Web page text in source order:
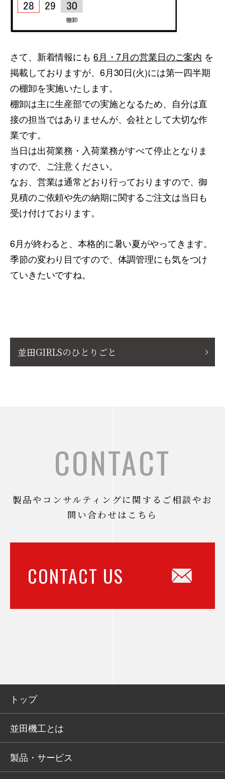
さて、新着情報にも 6月・7月の営業日のご案内 を
掲載しておりますが、6月30日(火)には第一四半期
の棚卸を実施いたします。
棚卸は主に生産部での実施となるため、自分は直
接の担当ではありませんが、会社として大切な作
業です。
当日は出荷業務・入荷業務がすべて停止となりま
すので、ご注意ください。
なお、営業は通常どおり行っておりますので、御
見積のご依頼や先の納期に関するご注文は当日も
受け付けております。
6月が終わると、本格的に暑い夏がやってきます。
季節の変わり目ですので、体調管理にも気をつけ
ていきたいですね。
並田GIRLSのひとりごと
CONTACT
製品やコンサルティングに関するご相談やお
問い合わせはこちら
CONTACT US
トップ
並田機工とは
製品・サービス